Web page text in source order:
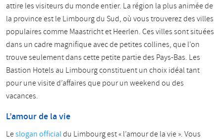
attire les visiteurs du monde entier. La région la plus animée de
la province est le Limbourg du Sud, où vous trouverez des villes
populaires comme Maastricht et Heerlen. Ces villes sont situées
dans un cadre magnifique avec de petites collines, que l’on
trouve seulement dans cette petite partie des Pays-Bas. Les
Bastion Hotels au Limbourg constituent un choix idéal tant
pour une visite d’affaires que pour un weekend ou des
vacances.
L’amour de la vie
Leslogan officialdu Limbourg est « l’amour de la vie ». Vous